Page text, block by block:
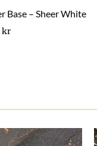
Base – Sheer White
kr